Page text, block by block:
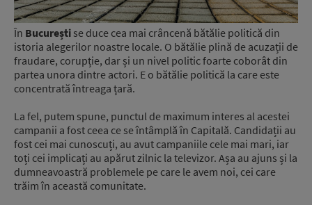
În București se duce cea mai crâncenă bătălie politică din
istoria alegerilor noastre locale. O bătălie plină de acuzații de
fraudare, corupție, dar și un nivel politic foarte coborât din
partea unora dintre actori. E o bătălie politică la care este
concentrată întreaga țară.
La fel, putem spune, punctul de maximum interes al acestei
campanii a fost ceea ce se întâmplă în Capitală. Candidații au
fost cei mai cunoscuți, au avut campaniile cele mai mari, iar
toți cei implicați au apărut zilnic la televizor. Așa au ajuns și la
dumneavoastră problemele pe care le avem noi, cei care
trăim în această comunitate.